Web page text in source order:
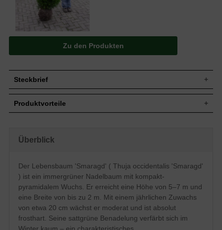
Zu den Produkten
Steckbrief
Zuwachs
Wuchsform
Blüte
Unscheinbar
Rinde
Rotbraun
Boden
Relativ anspruchslos, bevorzugt feuchte,
Standort
Sonnig bis halbschattig
Verwendung
Gruppe, Solitärelement, Heckenpflanze,
Topfbepflanzung, Mischhecke
Produktvorteile
langsamer Wuchs, wenig Pflege
Regenerationsvermögen
verfärbt sich kaum im Winter
verträgt keine extreme Trockenheit
verträgt keinen Rückschnitt ins alte Holz
verträgt keine Staunässe
Überblick
Der Lebensbaum 'Smaragd' ( Thuja occidentalis 'Smaragd'
) ist ein immergrüner Nadelbaum mit kompakt-
pyramidalem Wuchs. Er erreicht eine Höhe von 5–7 m und
eine Breite von bis zu 2 m. Mit einem jährlichen Zuwachs
von etwa 20 cm wächst er moderat und ist absolut
frosthart. Seine sattgrüne Benadelung verfärbt sich im